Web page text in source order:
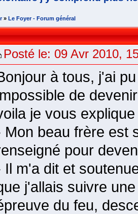
» Le Foyer - Forum général
Posté le: 09 Avr 2010,
à tous, j'ai
de
je vous explique
Mon beau frère est
pour
Il m'a dit et
j'allais suivre
du feu,